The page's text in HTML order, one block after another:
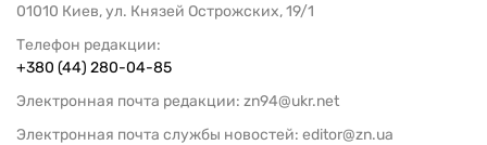
01010 Киев, ул. Князей Острожских, 19/1
Телефон редакции:
+380 (44) 280-04-85
Электронная почта редакции: zn94@ukr.net
Электронная почта службы новостей: editor@zn.ua